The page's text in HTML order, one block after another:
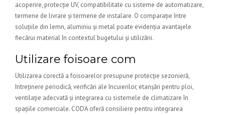
acoperire, protecție UV, compatibilitate cu sisteme de automatizare,
termene de livrare și termene de instalare. O comparație între
soluțiile din lemn, aluminiu și metal poate evidenția avantajele
fiecărui material în contextul bugetului și utilizării.
Utilizare foisoare com
Utilizarea corectă a foisoarelor presupune protecție sezonieră,
întreținere periodică, verificări ale încuierilor, etanșări pentru ploi,
ventilație adecvată și integrarea cu sistemele de climatizare în
spațiile comerciale. CODA oferă consiliere pentru integrarea